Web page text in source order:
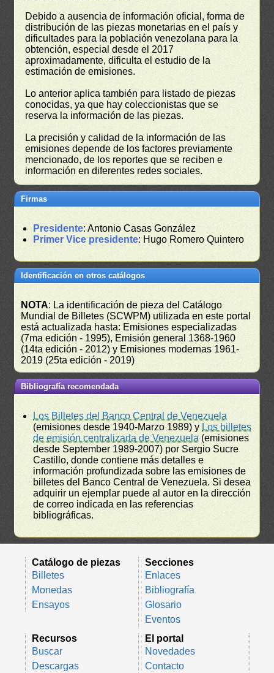
Debido a ausencia de información oficial, forma de
distribución de las piezas monetarias en el país y
dificultades para la población venezolana para la
obtención, especial desde el 2017
aproximadamente, dificulta el estudio de la
estimación de emisiones.
Lo anterior aplica también para listado de piezas
conocidas, ya que hay coleccionistas que se
reserva la información de las piezas.
La precisión y calidad de la información de las
emisiones depende de los factores previamente
mencionado, de los reportes que se reciben e
información en diferentes redes sociales.
Firmas
Presidente: Antonio Casas González
Primer Vice presidente: Hugo Romero Quintero
Identificación en otros catálogos
NOTA: La identificación de pieza del Catálogo
Mundial de Billetes (SCWPM) utilizada en este portal
está actualizada hasta: Emisiones especializadas
(7ma edición - 1995), Emisión general 1368-1960
(14ta edición - 2012) y Emisiones modernas 1961-
2019 (25ta edición - 2019)
Bibliografía recomendada
Los Billetes del Banco Central de Venezuela
(emisiones desde 1940-Marzo 1989) y Los billetes
de emisión centralizada de Venezuela (emisiones
desde September 1989-2007) por Sergio Sucre
Castillo, donde contiene más detalles e
información profundizada sobre las emisiones de
billetes del Banco Central de Venezuela. Si desea
adquirir un ejemplar puede al autor en la dirección
de correo indicada en las referencias
bibliográficas.
Catálogo de piezas
Billetes
Monedas
Ensayos
Secciones
Enlaces
Bibliografía
Glosario
Eventos
Recursos
Buscar
Descargas
El portal
Novedades
Contacto